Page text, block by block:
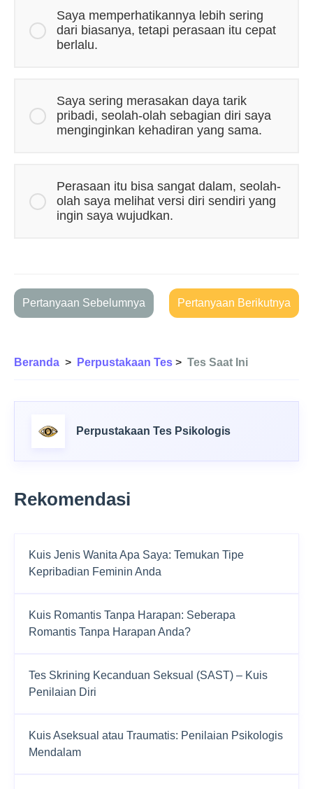
Saya memperhatikannya lebih sering
dari biasanya, tetapi perasaan itu cepat
berlalu.
Saya sering merasakan daya tarik
pribadi, seolah-olah sebagian diri saya
menginginkan kehadiran yang sama.
Perasaan itu bisa sangat dalam, seolah-
olah saya melihat versi diri sendiri yang
ingin saya wujudkan.
Pertanyaan Sebelumnya Pertanyaan Berikutnya
Beranda > Perpustakaan Tes > Tes Saat Ini
Perpustakaan Tes Psikologis
Rekomendasi
Kuis Jenis Wanita Apa Saya: Temukan Tipe
Kepribadian Feminin Anda
Kuis Romantis Tanpa Harapan: Seberapa
Romantis Tanpa Harapan Anda?
Tes Skrining Kecanduan Seksual (SAST) – Kuis
Penilaian Diri
Kuis Aseksual atau Traumatis: Penilaian Psikologis
Mendalam